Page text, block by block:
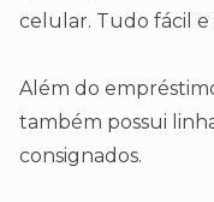
celular. Tudo fácil e
Além do
também possui
consignados.